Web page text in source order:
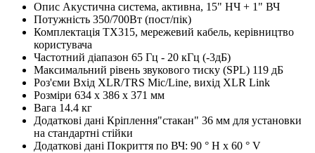
Опис Акустична система, активна, 15" НЧ + 1" ВЧ
Потужність 350/700Вт (пост/пік)
Комплектація TX315, мережевий кабель, керівництво
користувача
Частотний діапазон 65 Гц - 20 кГц (-3дБ)
Максимальний рівень звукового тиску (SPL) 119 дБ
Роз'єми Вхід XLR/TRS Mic/Line, вихід XLR Link
Розміри 634 x 386 x 371 мм
Вага 14.4 кг
Додаткові дані Кріплення"стакан" 36 мм для установки
на стандартні стійки
Додаткові дані Покриття по ВЧ: 90 ° H x 60 ° V